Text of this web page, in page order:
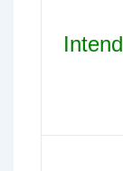
Intend